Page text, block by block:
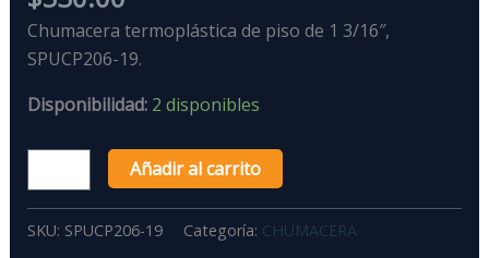
Chumacera termoplástica de piso de 1 3/16″,
SPUCP206-19.
Disponibilidad: 2 disponibles
Añadir al carrito
SKU: SPUCP206-19 Categoría: CHUMACERA